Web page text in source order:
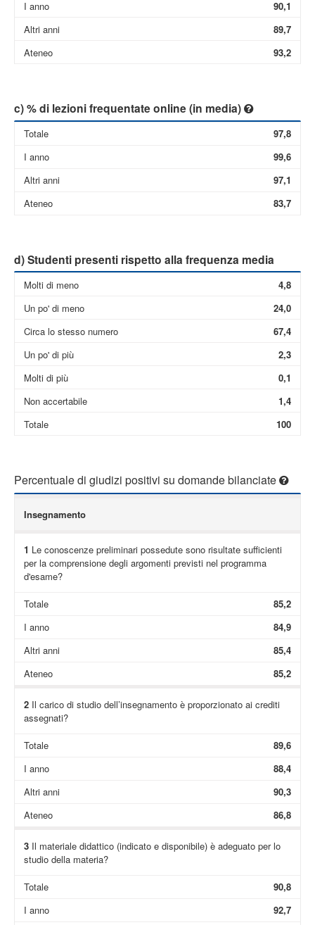
I anno
Altri anni
Ateneo
90,1
89,7
93,2
c) % di lezioni frequentate online (in media)
Totale
I anno
Altri anni
Ateneo
97,8
99,6
97,1
83,7
d) Studenti presenti rispetto alla frequenza media
Molti di meno
Un po' di meno
Circa lo stesso numero
Un po' di più
Molti di più
Non accertabile
Totale
4,8
24,0
67,4
2,3
0,1
1,4
100
Percentuale di giudizi positivi su domande bilanciate
Insegnamento
1 Le conoscenze preliminari possedute sono risultate sufficienti
per la comprensione degli argomenti previsti nel programma
d'esame?
Totale
85,2
I anno
84,9
Altri anni
85,4
Ateneo
85,2
2Il carico di studio dell’insegnamento è proporzionato ai crediti
assegnati?
Totale
89,6
I anno
88,4
Altri anni
90,3
Ateneo
86,8
3Il materiale didattico (indicato e disponibile) è adeguato per lo
studio della materia?
Totale
90,8
I anno
92,7